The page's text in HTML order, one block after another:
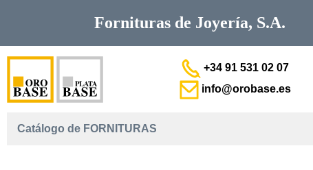
Fornituras de Joyería, S.A.
+34 91 531 02 07
info@orobase.es
Catálogo de FORNITURAS